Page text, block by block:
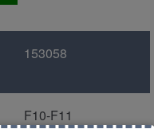
153058
F10-F11